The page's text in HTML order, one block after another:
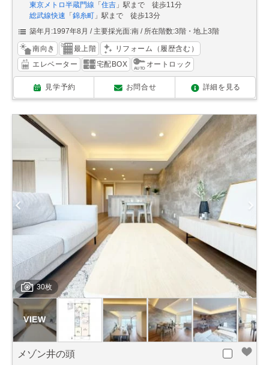
東京メトロ半蔵門線 「 住吉 」駅まで 徒歩11分
総武線快速 「 錦糸町 」駅まで 徒歩13分
築年月:1997年8月
主要採光面:南 所在階数:3階・地上3階
南向き 最上階
リフォーム（履歴含む）
エレベーター
宅配BOX オートロック
見学予約 お問合せ 詳細を見る
30枚
メゾン井の頭